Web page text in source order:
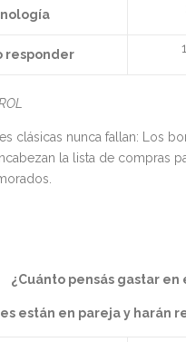
responder
clásicas nunca fallan: Los
la lista de compras
¿Cuánto pensás gastar en
están en pareja y harán